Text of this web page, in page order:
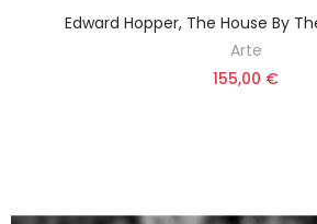
Edward Hopper, The House By
Arte
155,00 €